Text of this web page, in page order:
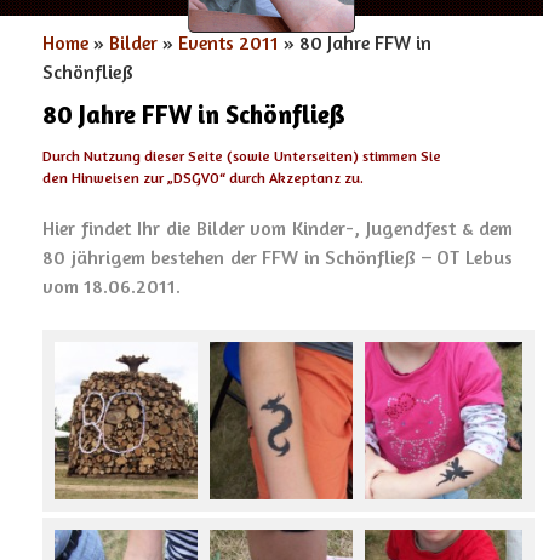
Home » Bilder » Events 2011 » 80 Jahre FFW in
Schönfließ
80 Jahre FFW in Schönfließ
Durch Nutzung dieser Seite (sowie Unterseiten) stimmen Sie
den Hinweisen zur „DSGVO“ durch Akzeptanz zu.
Hier findet Ihr die Bilder vom Kinder-, Jugendfest & dem
80 jährigem bestehen der FFW in Schönfließ – OT Lebus
vom 18.06.2011.